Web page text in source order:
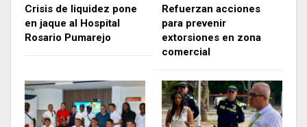
Crisis de liquidez pone
en jaque al Hospital
Rosario Pumarejo
Refuerzan acciones
para prevenir
extorsiones en zona
comercial